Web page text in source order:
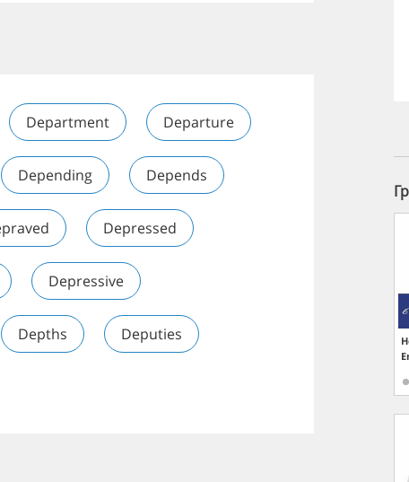
Department Departure
Depending Depends
Depressed
Depressive
Depths Deputies